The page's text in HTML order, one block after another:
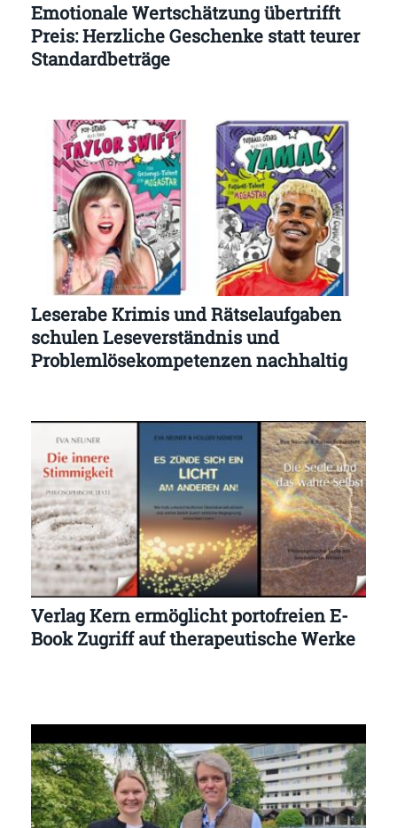
Emotionale Wertschätzung übertrifft
Preis: Herzliche Geschenke statt teurer
Standardbeträge
Leserabe Krimis und Rätselaufgaben
schulen Leseverständnis und
Problemlösekompetenzen nachhaltig
Verlag Kern ermöglicht portofreien E-
Book Zugriff auf therapeutische Werke